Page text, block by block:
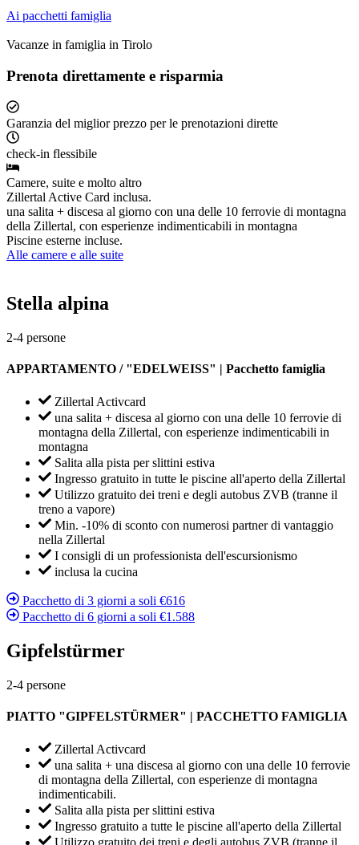
Ai pacchetti famiglia
Vacanze in famiglia in Tirolo
Prenota direttamente e risparmia
Garanzia del miglior prezzo per le prenotazioni dirette
check-in flessibile
Camere, suite e molto altro
Zillertal Active Card inclusa.
una salita + discesa al giorno con una delle 10 ferrovie di montagna
della Zillertal, con esperienze indimenticabili in montagna
Piscine esterne incluse.
Alle camere e alle suite
Stella alpina
2-4 persone
APPARTAMENTO / "EDELWEISS" | Pacchetto famiglia
Zillertal Activcard
una salita + discesa al giorno con una delle 10 ferrovie di
montagna della Zillertal, con esperienze indimenticabili in
montagna
Salita alla pista per slittini estiva
Ingresso gratuito in tutte le piscine all'aperto della Zillertal
Utilizzo gratuito dei treni e degli autobus ZVB (tranne il
treno a vapore)
Min. -10% di sconto con numerosi partner di vantaggio
nella Zillertal
I consigli di un professionista dell'escursionismo
inclusa la cucina
Pacchetto di 3 giorni a soli €616
Pacchetto di 6 giorni a soli €1.588
Gipfelstürmer
2-4 persone
PIATTO "GIPFELSTÜRMER" | PACCHETTO FAMIGLIA
Zillertal Activcard
una salita + una discesa al giorno con una delle 10 ferrovie
di montagna della Zillertal, con esperienze di montagna
indimenticabili.
Salita alla pista per slittini estiva
Ingresso gratuito a tutte le piscine all'aperto della Zillertal